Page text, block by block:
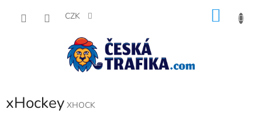
CZK
xHockey XHOCK